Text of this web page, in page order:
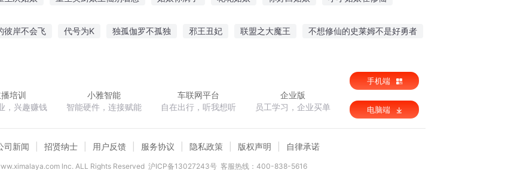
彼岸不会飞 代号为K 独孤伽罗不孤独 邪王丑妃 联盟之大魔王 不想修仙的史莱姆不是好勇者
培训
，兴趣赚钱
小雅智能
智能硬件，连接赋能
车联网平台
自在出行，听我想听
企业版
员工学习，企业买单
手机端
电脑端
司新闻 招贤纳士 用户反馈 服务协议 隐私政策 版权声明 自律承诺
lnc. ALL Rights Reserved 沪ICP备13027243号 客服热线：400-838-5616